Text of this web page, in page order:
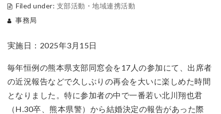
Filed under: 支部活動・地域連携活動
事務局
実施日：2025年3月15日
毎年恒例の熊本県支部同窓会を17人の参加にて、出席者
の近況報告などで久しぶりの再会を大いに楽しめた時間
となりました。特に参加者の中で一番若い北川翔也君
（H.30卒、熊本県警）から結婚決定の報告があった際